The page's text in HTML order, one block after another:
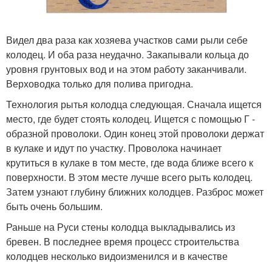
Видел два раза как хозяева участков сами рыли себе
колодец. И оба раза неудачно. Закапывали кольца до
уровня грунтовых вод и на этом работу заканчивали.
Верховодка только для полива пригодна.
Технология рытья колодца следующая. Сначала ищется
место, где будет стоять колодец. Ищется с помощью Г -
образной проволоки. Один конец этой проволоки держат
в кулаке и идут по участку. Проволока начинает
крутиться в кулаке в том месте, где вода ближе всего к
поверхности. В этом месте лучше всего рыть колодец.
Затем узнают глубину ближних колодцев. Разброс может
быть очень большим.
Раньше на Руси стены колодца выкладывались из
бревен. В последнее время процесс строительства
колодцев несколько видоизменился и в качестве